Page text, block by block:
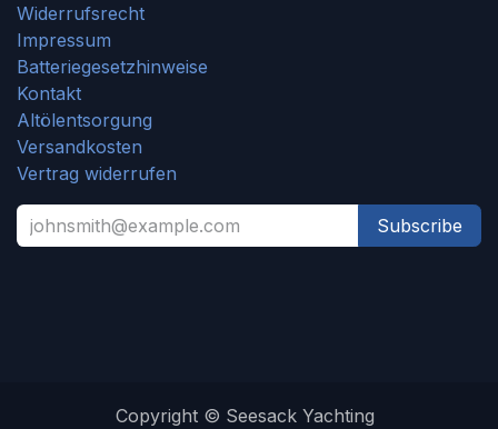
Widerrufsrecht
Impressum
Batteriegesetzhinweise
Kontakt
Altölentsorgung
Versandkosten
Vertrag widerrufen
Subscribe
Copyright © Seesack Yachting